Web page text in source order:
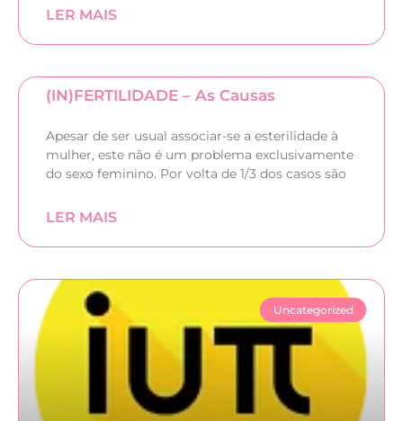
LER MAIS
(IN)FERTILIDADE – As Causas
Apesar de ser usual associar-se a esterilidade à
mulher, este não é um problema exclusivamente
do sexo feminino. Por volta de 1/3 dos casos são
LER MAIS
Uncategorized